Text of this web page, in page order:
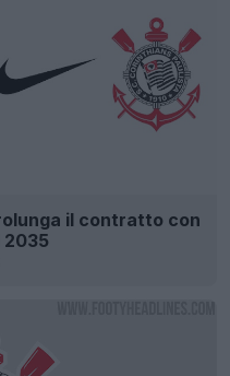
il contratto con
2035